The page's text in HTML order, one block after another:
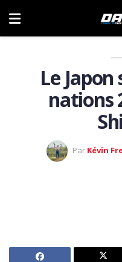
Le Japon
nations
Par Kévin